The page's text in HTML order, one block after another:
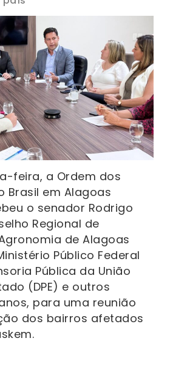
feira, a Ordem dos
Brasil em Alagoas
o senador Rodrigo
Regional de
de Alagoas
Público Federal
Pública da União
(DPE) e outros
para uma reunião
dos bairros afetados